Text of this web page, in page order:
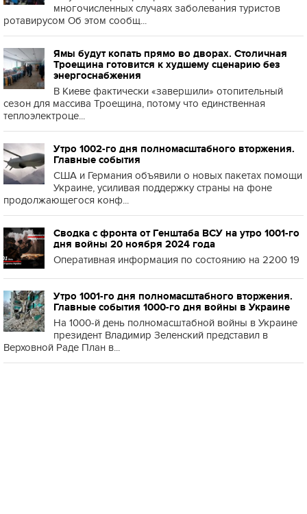
многочисленных случаях заболевания туристов
ротавирусом Об этом сообщ...
Ямы будут копать прямо во дворах. Столичная
Троещина готовится к худшему сценарию без
энергоснабжения
В Киеве фактически «завершили» отопительный
сезон для массива Троещина, потому что единственная
теплоэлектроце...
Утро 1002-го дня полномасштабного вторжения.
Главные события
США и Германия объявили о новых пакетах помощи
Украине, усиливая поддержку страны на фоне
продолжающегося конф...
Сводка с фронта от Генштаба ВСУ на утро 1001-го
дня войны 20 ноября 2024 года
Оперативная информация по состоянию на 2200 19
Утро 1001-го дня полномасштабного вторжения.
Главные события 1000-го дня войны в Украине
На 1000-й день полномасштабной войны в Украине
президент Владимир Зеленский представил в
Верховной Раде План в...